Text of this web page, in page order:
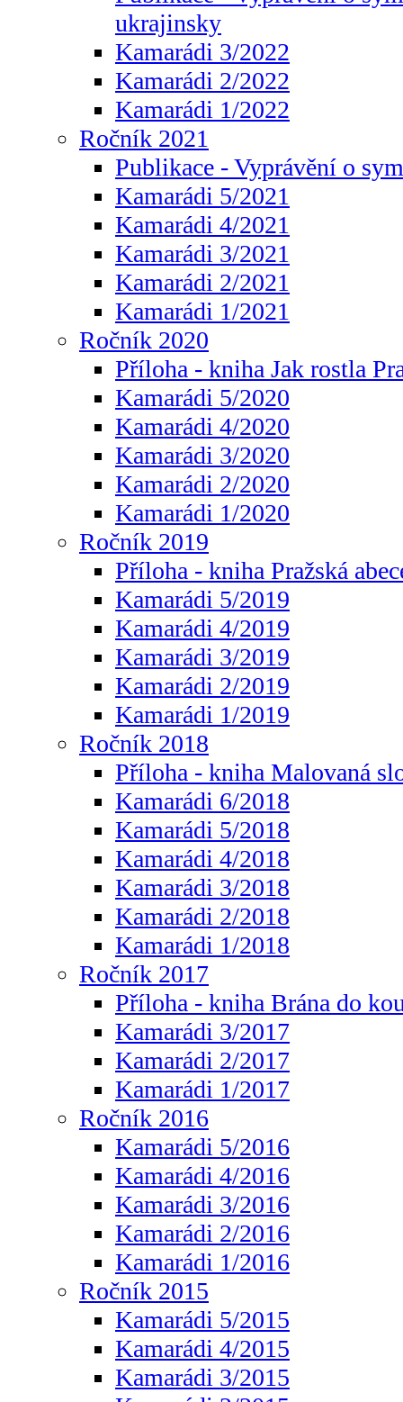
ukrajinsky
Kamarádi 3/2022
Kamarádi 2/2022
Kamarádi 1/2022
Ročník 2021
Publikace - Vyprávění o
Kamarádi 5/2021
Kamarádi 4/2021
Kamarádi 3/2021
Kamarádi 2/2021
Kamarádi 1/2021
Ročník 2020
Příloha - kniha Jak rostla
Kamarádi 5/2020
Kamarádi 4/2020
Kamarádi 3/2020
Kamarádi 2/2020
Kamarádi 1/2020
Ročník 2019
Příloha - kniha Pražská
Kamarádi 5/2019
Kamarádi 4/2019
Kamarádi 3/2019
Kamarádi 2/2019
Kamarádi 1/2019
Ročník 2018
Příloha - kniha Malovaná
Kamarádi 6/2018
Kamarádi 5/2018
Kamarádi 4/2018
Kamarádi 3/2018
Kamarádi 2/2018
Kamarádi 1/2018
Ročník 2017
Příloha - kniha Brána do
Kamarádi 3/2017
Kamarádi 2/2017
Kamarádi 1/2017
Ročník 2016
Kamarádi 5/2016
Kamarádi 4/2016
Kamarádi 3/2016
Kamarádi 2/2016
Kamarádi 1/2016
Ročník 2015
Kamarádi 5/2015
Kamarádi 4/2015
Kamarádi 3/2015